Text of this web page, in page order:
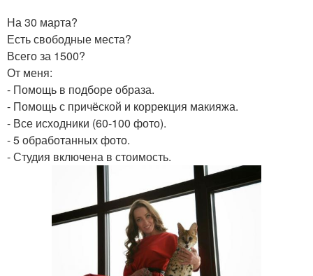
На 30 марта?
Есть свободные места?
Всего за 1500?
От меня:
- Помощь в подборе образа.
- Помощь с причёской и коррекция макияжа.
- Все исходники (60-100 фото).
- 5 обработанных фото.
- Студия включена в стоимость.